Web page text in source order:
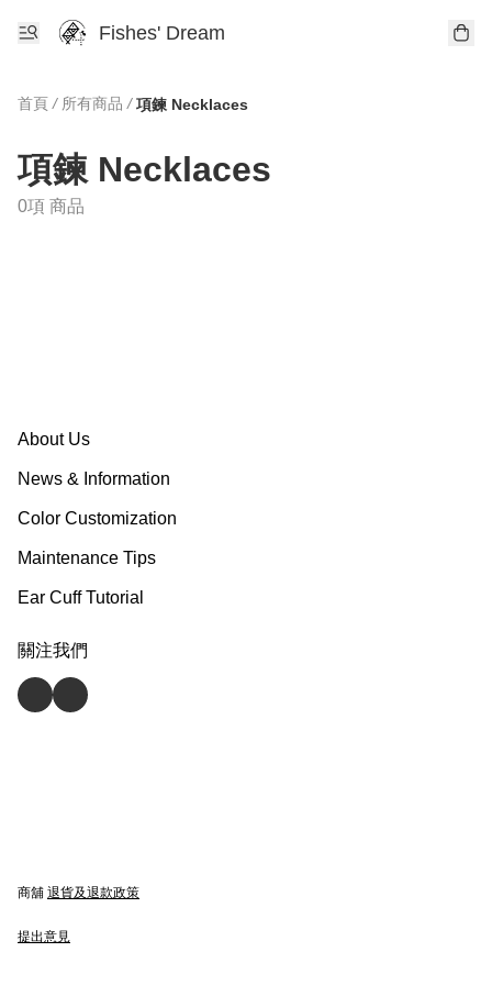
Fishes' Dream
首頁 / 所有商品 / 項鍊 Necklaces
項鍊 Necklaces
0項 商品
About Us
News & Information
Color Customization
Maintenance Tips
Ear Cuff Tutorial
關注我們
商舖 退貨及退款政策
提出意見